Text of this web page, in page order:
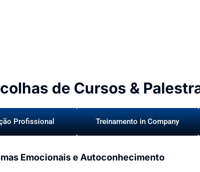
de Cursos &
Profissional Treinamento in Company
Emocionais e Autoconhecimento